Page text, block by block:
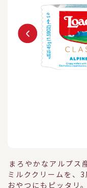
まろやかなアルプス
ミルククリームを、
おやつにもピッタリ。